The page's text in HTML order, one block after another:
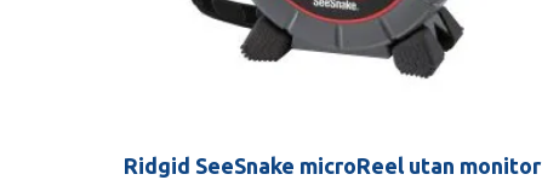
Ridgid SeeSnake microReel utan monitor